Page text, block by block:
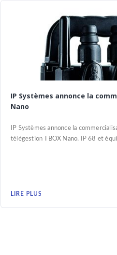
IP Systèmes annonce la
Nano
IP Systèmes annonce la
télégestion TBOX Nano. IP 68 et
LIRE PLUS